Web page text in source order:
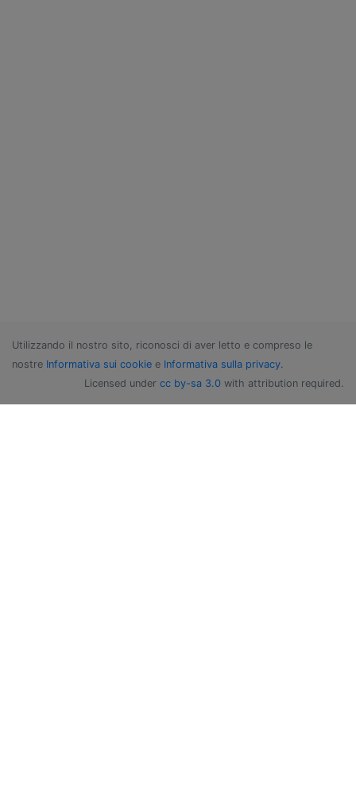
Utilizzando il nostro sito, riconosci di aver letto e compreso le
nostre Informativa sui cookie e Informativa sulla privacy.
Licensed under cc by-sa 3.0 with attribution required.